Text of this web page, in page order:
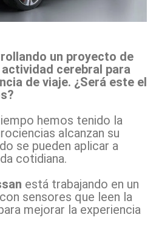
un proyecto de
cerebral para
de viaje. ¿Será este el
hemos tenido la
alcanzan su
se pueden aplicar a
cotidiana.
está trabajando en un
sensores que leen la
mejorar la experiencia